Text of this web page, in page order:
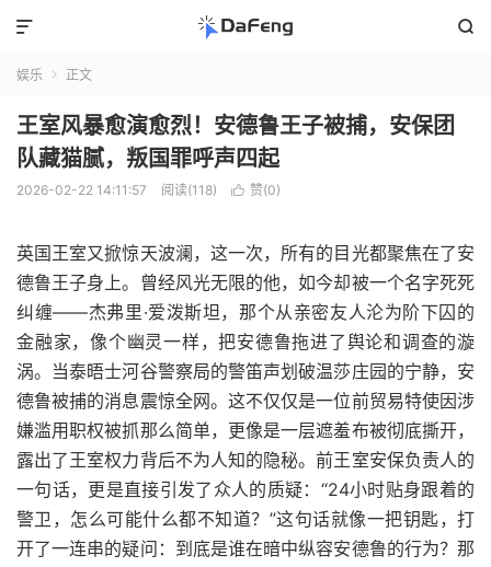


娱乐  正文
王室风暴愈演愈烈！安德鲁王子被捕，安保团
队藏猫腻，叛国罪呼声四起
2026-02-22 14:11:57 阅读(118)  赞(0)
英国王室又掀惊天波澜，这一次，所有的目光都聚焦在了安
德鲁王子身上。曾经风光无限的他，如今却被一个名字死死
纠缠——杰弗里·爱泼斯坦，那个从亲密友人沦为阶下囚的
金融家，像个幽灵一样，把安德鲁拖进了舆论和调查的漩
涡。当泰晤士河谷警察局的警笛声划破温莎庄园的宁静，安
德鲁被捕的消息震惊全网。这不仅仅是一位前贸易特使因涉
嫌滥用职权被抓那么简单，更像是一层遮羞布被彻底撕开，
露出了王室权力背后不为人知的隐秘。前王室安保负责人的
一句话，更是直接引发了众人的质疑：“24小时贴身跟着的
警卫，怎么可能什么都不知道？”这句话就像一把钥匙，打
开了一连串的疑问：到底是谁在暗中纵容安德鲁的行为？那